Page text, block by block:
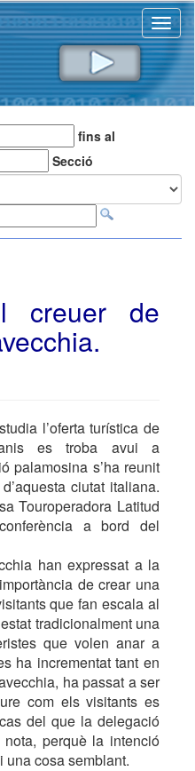
fins al
Secció
creuer de
l’oferta turística de
es troba avui a
palamosina s’ha reunit
ciutat italiana.
Touroperadora Latitud
a bord del
han expressat a la
de crear una
que fan escala al
tradicionalment una
que volen anar a
ha incrementat tant en
ha passat a ser
com els visitants es
del que la delegació
perquè la intenció
una cosa semblant.